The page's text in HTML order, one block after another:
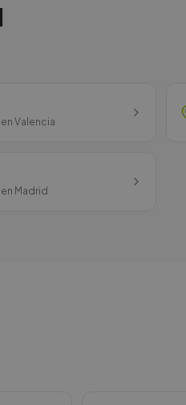
en Valencia
en Madrid